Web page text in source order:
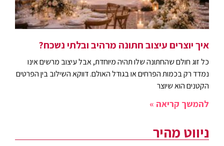
איך יוצרים עיצוב חתונה מרהיב ובלתי נשכח?
כל זוג חולם שהחתונה שלו תהיה מיוחדת, אבל עיצוב מרשים אינו
נמדד רק בכמות הפרחים או בגודל האולם. דווקא השילוב בין הפרטים
הקטנים הוא שיוצר
להמשך קריאה »
ניווט מהיר